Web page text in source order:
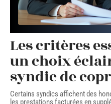
Les critères
un choix
syndic de
Certains syndics affichent des
les prestations facturées en